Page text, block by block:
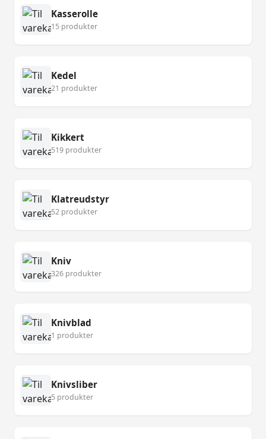
Kasserolle
15 produkter
Kedel
21 produkter
Kikkert
519 produkter
Klatreudstyr
52 produkter
Kniv
326 produkter
Knivblad
1 produkter
Knivsliber
5 produkter